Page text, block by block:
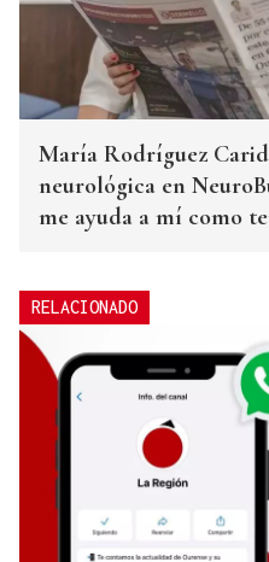
María Rodríguez
neurológica en
me ayuda a mí como
RELACIONADO